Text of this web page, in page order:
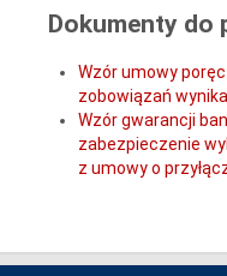
Dokumenty do
Wzór umowy
zobowiązań
Wzór gwarancji
zabezpieczenie
z umowy o